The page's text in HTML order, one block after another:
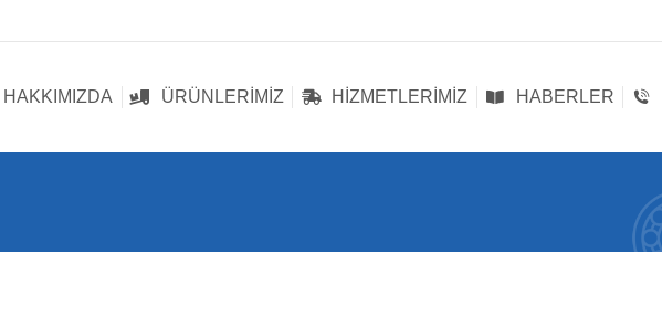
HAKKIMIZDA ÜRÜNLERIMIZ HIZMETLERIMIZ HABERLER